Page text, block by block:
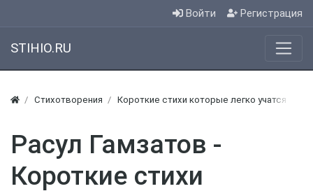
Войти Регистрация
STIHIO.RU
Стихотворения Короткие стихи которые легко учатся
Расул Гамзатов -
Короткие стихи